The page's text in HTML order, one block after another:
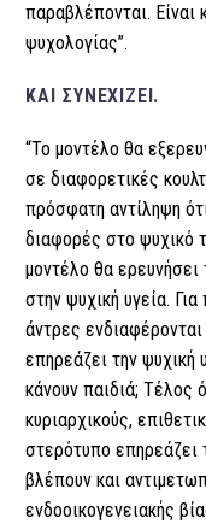
παραβλέπονται. Είναι
ψυχολογίας”.
ΚΑΙ ΣΥΝΕΧΊΖΕΙ.
“Το μοντέλο θα
σε διαφορετικές
πρόσφατη αντίληψη
διαφορές στο ψυχικό
μοντέλο θα
στην ψυχική υγεία.
άντρες
επηρεάζει την
κάνουν παιδιά; Τέλος
κυριαρχικούς,
στερότυπο επηρεάζει
βλέπουν και
ενδοοικογενειακής